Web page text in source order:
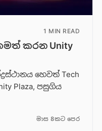
1 MIN READ
කරන Unity
හෙවත් Tech
Plaza, පසුගිය
මාස 8කට පෙර